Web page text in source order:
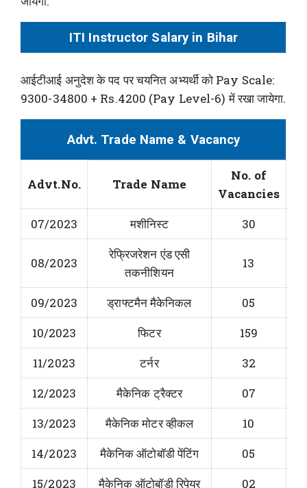
ITI Instructor Salary in Bihar
आईटीआई अनुदेश के पद पर चयनित अभ्यर्थी को Pay Scale:
9300-34800 + Rs.4200 (Pay Level-6) में रखा जायेगा.
Advt. Trade Name & Vacancy
Advt.No. Trade Name
No. of
Vacancies
07/2023
मशीनिस्ट 30
08/2023
रेफ्रिजरेशन एंड एसी
तकनीशियन
13
09/2023 ड्राफ्टमैन मैकेनिकल
05
10/2023
फिटर
159
11/2023
टर्नर
32
12/2023
मैकेनिक ट्रैक्टर
07
13/2023
मैकेनिक मोटर व्हीकल
10
14/2023
मैकेनिक ऑटोबॉडी पेंटिंग
05
15/2023
मैकेनिक ऑटोबॉडी रिपेयर 02